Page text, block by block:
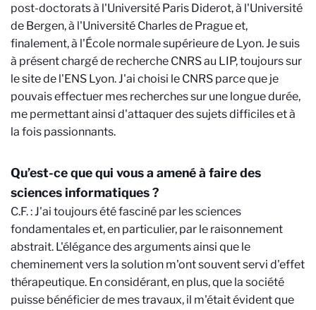
post-doctorats à l'Université Paris Diderot, à l'Université
de Bergen, à l'Université Charles de Prague et,
finalement, à l'École normale supérieure de Lyon. Je suis
à présent chargé de recherche CNRS au LIP, toujours sur
le site de l'ENS Lyon. J'ai choisi le CNRS parce que je
pouvais effectuer mes recherches sur une longue durée,
me permettant ainsi d'attaquer des sujets difficiles et à
la fois passionnants.
Qu’est-ce que qui vous a amené à faire des
sciences informatiques ?
C.F. : J'ai toujours été fasciné par les sciences
fondamentales et, en particulier, par le raisonnement
abstrait. L'élégance des arguments ainsi que le
cheminement vers la solution m'ont souvent servi d'effet
thérapeutique. En considérant, en plus, que la société
puisse bénéficier de mes travaux, il m'était évident que